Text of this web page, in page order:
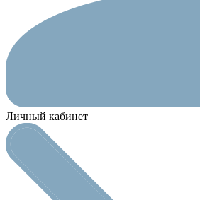
Личный кабинет